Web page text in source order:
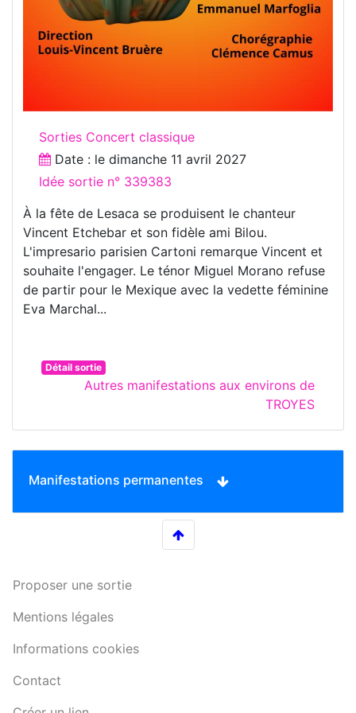
Sorties Concert classique
Date : le dimanche 11 avril 2027
Idée sortie n° 339383
À la fête de Lesaca se produisent le chanteur
Vincent Etchebar et son fidèle ami Bilou.
L'impresario parisien Cartoni remarque Vincent et
souhaite l'engager. Le ténor Miguel Morano refuse
de partir pour le Mexique avec la vedette féminine
Eva Marchal...
Détail sortie
Autres manifestations aux environs de
TROYES
Manifestations permanentes
Proposer une sortie
Mentions légales
Informations cookies
Contact